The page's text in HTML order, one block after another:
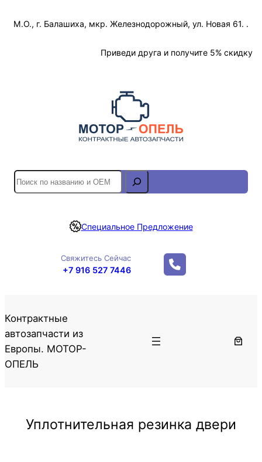
М.О., г. Балашиха, мкр. Железнодорожный, ул. Новая 61. .
Приведи друга и получите 5% скидку
S
e
r
Специальное Предложение
Свяжитесь Сейчас
+7 916 527 7446
Контрактные
автозапчасти из
Европы. МОТОР-
ОПЕЛЬ
Уплотнительная резинка двери